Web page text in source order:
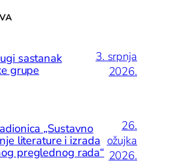
sastanak
grupe
3. srpnja
2026.
„Sustavno
literature i izrada
preglednog rada“
26.
ožujka
2026.